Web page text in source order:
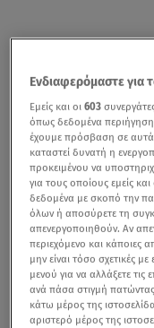
Ενδιαφερόμαστε για
Εμείς και οι603
όπως δεδομένα
έχουμε πρόσβαση σε
καταστεί δυνατή η
προκειμένου να
για τους οποίους εμείς
δεδομένα με σκοπό την
όλων ή αποσύρετε τη
απενεργοποιηθούν. Αν
περιεχόμενο και κάποιες
μην είναι τόσο σχετικές
μενού για να αλλάξετε
ανά πάσα στιγμή
κάτω μέρος της
αριστερό μέρος της